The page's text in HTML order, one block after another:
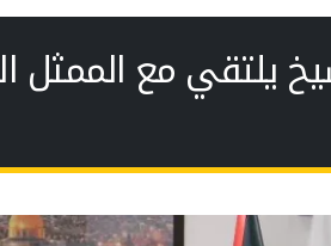
يلتقي مع الممثل